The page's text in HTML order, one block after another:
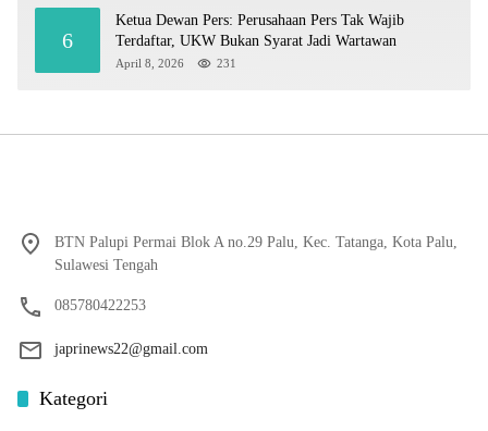
6
Ketua Dewan Pers: Perusahaan Pers Tak Wajib
Terdaftar, UKW Bukan Syarat Jadi Wartawan
April 8, 2026 231
BTN Palupi Permai Blok A no.29 Palu, Kec. Tatanga, Kota Palu,
Sulawesi Tengah
085780422253
japrinews22@gmail.com
Kategori